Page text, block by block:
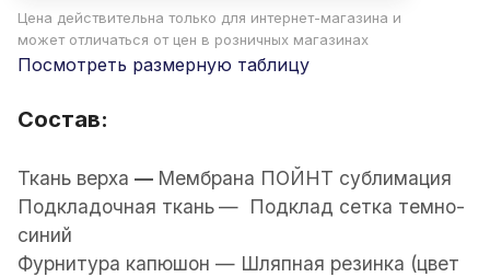
Цена действительна только для интернет-магазина и
может отличаться от цен в розничных магазинах
Посмотреть размерную таблицу
Состав:
Ткань верха — Мембрана ПОЙНТ сублимация
Подкладочная ткань— Подклад сетка темно-
синий
Фурнитура капюшон — Шляпная резинка (цвет